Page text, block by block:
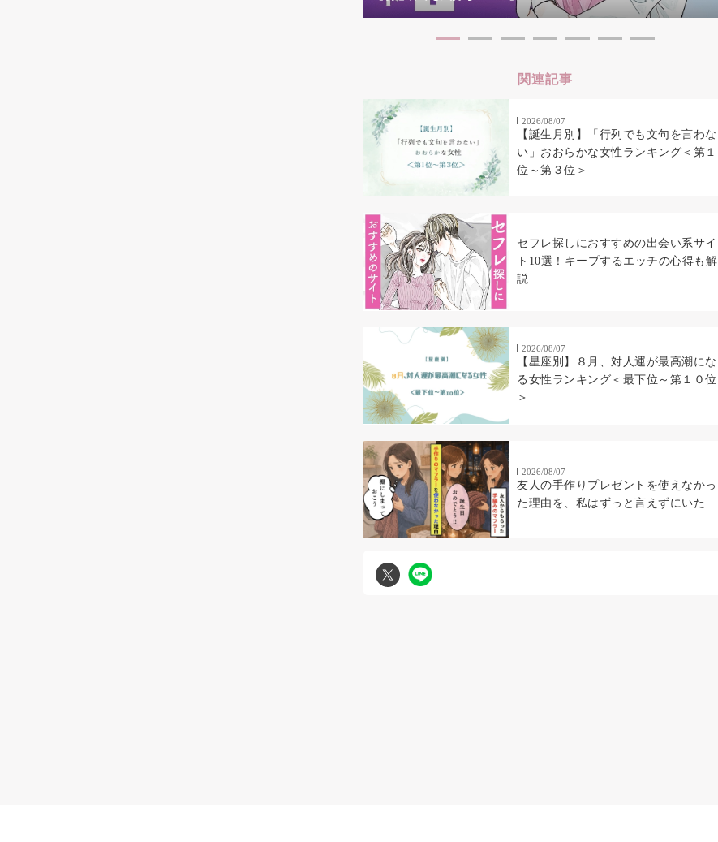
関連記事
2026/08/07
【誕生月別】「行列でも文句を言わな
い」おおらかな女性ランキング＜第１
位～第３位＞
セフレ探しにおすすめの出会い系サイ
ト10選！キープするエッチの心得も解
説
2026/08/07
【星座別】８月、対人運が最高潮にな
る女性ランキング＜最下位～第１０位
＞
2026/08/07
友人の手作りプレゼントを使えなかっ
た理由を、私はずっと言えずにいた